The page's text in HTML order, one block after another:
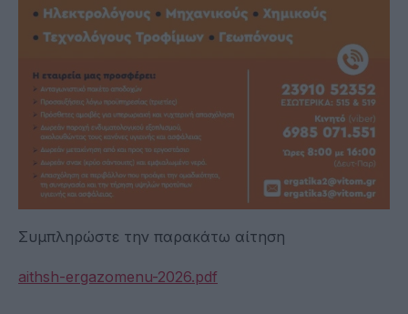
Συμπληρώστε την παρακάτω αίτηση
aithsh-ergazomenu-2026.pdf